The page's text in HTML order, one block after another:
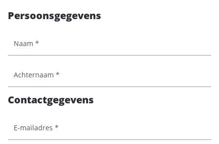
Persoonsgegevens
Contactgegevens